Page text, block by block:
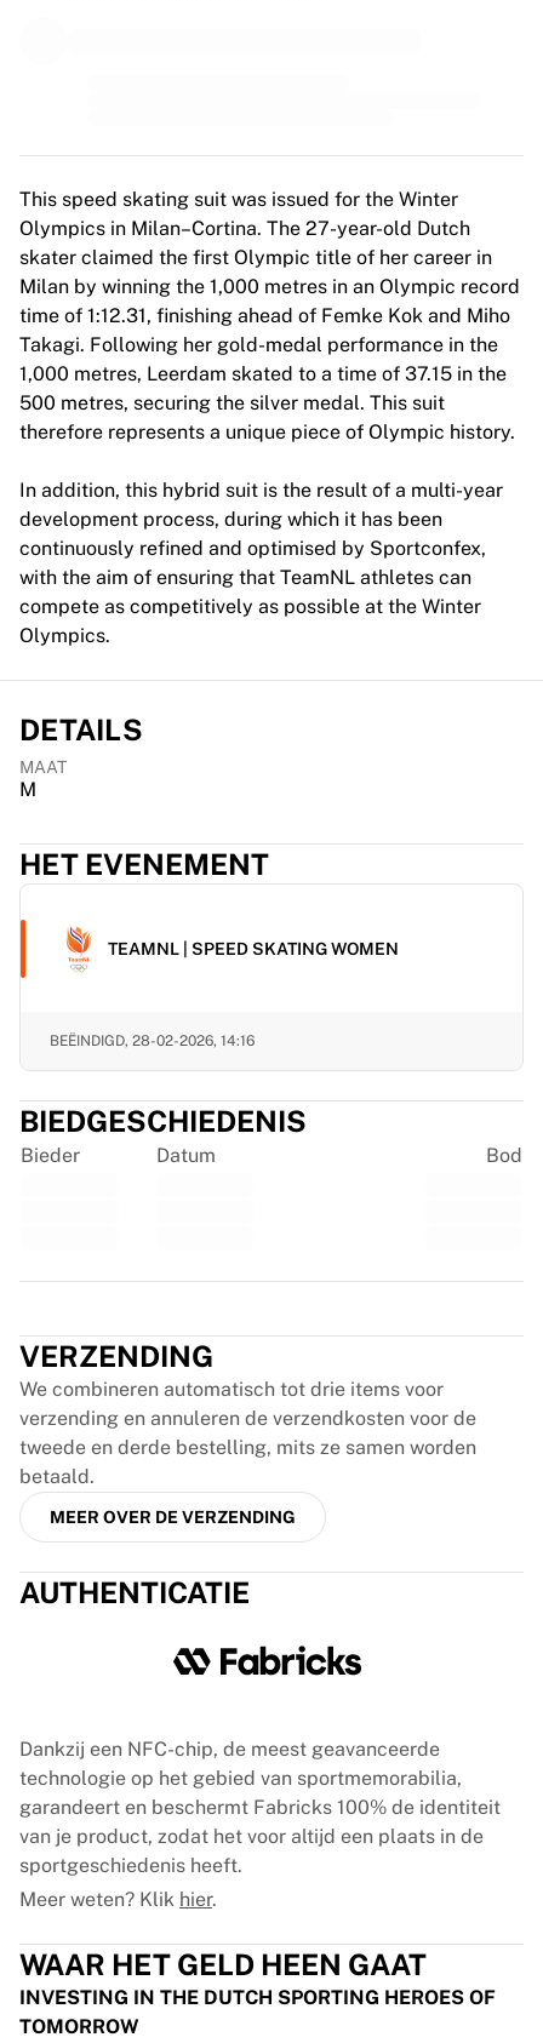
Arsenal WFC
Bekijk per land
Basketbal
Highlights
Charlotte Hornets
Chicago Bulls
LA Clippers
Portland Trail Blazers
Virtus Bologna
Top NBA-teams
Charlotte Hornets
Chicago Bulls
Portland Trail Blazers
LA Clippers
Bekijk alles over de NBA
Fenerbahçe Basketbal
Slovenië
Virtus Bologna
Andere sporten
Wielrennen
Soudal Quick Step
Netcompany INEOS
Bekijk alles over wielrennen
Rugby
France Rugby
Gloucester Rugby
Bath Rugby
Cricket
Delhi Capitals
West Indies
Cricket Ireland
Bekijk alles over cricket
IJshockey
Aalborg Pirates
Tre Kronor
NHL Alumni
Bekijk alles over ijshockey
Overig
Shirtauthenticatie
Mijn collectie
This speed skating suit was issued for the Winter
Olympics in Milan–Cortina. The 27-year-old Dutch
skater claimed the first Olympic title of her career in
Milan by winning the 1,000 metres in an Olympic record
time of 1:12.31, finishing ahead of Femke Kok and Miho
Takagi. Following her gold-medal performance in the
1,000 metres, Leerdam skated to a time of 37.15 in the
500 metres, securing the silver medal. This suit
therefore represents a unique piece of Olympic history.
In addition, this hybrid suit is the result of a multi-year
development process, during which it has been
continuously refined and optimised by Sportconfex,
with the aim of ensuring that TeamNL athletes can
compete as competitively as possible at the Winter
Olympics.
DETAILS
MAAT
M
HET EVENEMENT
TEAMNL | SPEED SKATING WOMEN
BEËINDIGD, 28-02-2026, 14:16
BIEDGESCHIEDENIS
Bieder Datum Bod
VERZENDING
We combineren automatisch tot drie items voor
verzending en annuleren de verzendkosten voor de
tweede en derde bestelling, mits ze samen worden
betaald.
MEER OVER DE VERZENDING
AUTHENTICATIE
Dankzij een NFC-chip, de meest geavanceerde
technologie op het gebied van sportmemorabilia,
garandeert en beschermt Fabricks 100% de identiteit
van je product, zodat het voor altijd een plaats in de
sportgeschiedenis heeft.
Meer weten? Klik hier.
WAAR HET GELD HEEN GAAT
INVESTING IN THE DUTCH SPORTING HEROES OF
TOMORROW